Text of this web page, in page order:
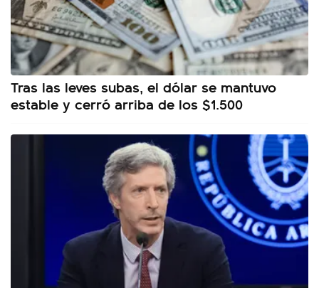
Tras las leves subas, el dólar se mantuvo
estable y cerró arriba de los $1.500